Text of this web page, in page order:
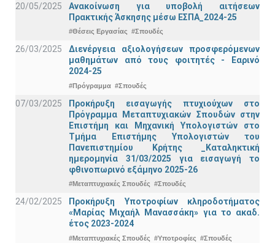
20/05/2025
Ανακοίνωση για υποβολή αιτήσεων
Πρακτικής Άσκησης μέσω ΕΣΠΑ_2024-25
#Θέσεις Εργασίας #Σπουδές
26/03/2025
Διενέργεια αξιολογήσεων προσφερόμενων
μαθημάτων από τους φοιτητές - Εαρινό
2024-25
#Πρόγραμμα #Σπουδές
07/03/2025
Προκήρυξη εισαγωγής πτυχιούχων στo
Πρόγραμμα Μεταπτυχιακών Σπουδών στην
Επιστήμη και Μηχανική Υπολογιστών στο
Τμήμα Eπιστήμης Υπολογιστών του
Πανεπιστημίου Κρήτης _Καταληκτική
ημερομηνία 31/03/2025 για εισαγωγή το
φθινοπωρινό εξάμηνο 2025-26
#Μεταπτυχιακές Σπουδές #Σπουδές
24/02/2025
Προκήρυξη Υποτροφίων κληροδοτήματος
«Μαρίας Μιχαήλ Μανασσάκη» για το ακαδ.
έτος 2023-2024
#Μεταπτυχιακές Σπουδές #Υποτροφίες #Σπουδές